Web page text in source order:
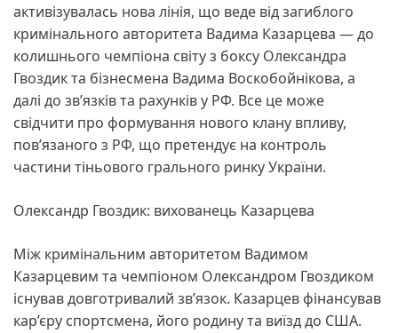
активізувалась нова лінія, що веде від загиблого
кримінального авторитета Вадима Казарцева — до
колишнього чемпіона світу з боксу Олександра
Гвоздик та бізнесмена Вадима Воскобойнікова, а
далі до зв’язків та рахунків у РФ. Все це може
свідчити про формування нового клану впливу,
пов’язаного з РФ, що претендує на контроль
частини тіньового грального ринку України.
Олександр Гвоздик: вихованець Казарцева
Між кримінальним авторитетом Вадимом
Казарцевим та чемпіоном Олександром Гвоздиком
існував довготривалий зв’язок. Казарцев фінансував
кар’єру спортсмена, його родину та виїзд до США.